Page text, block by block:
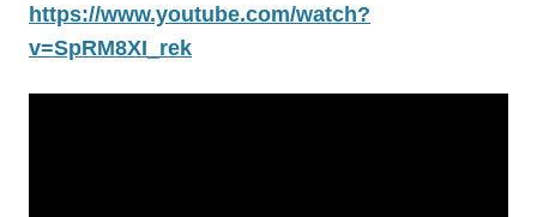
https://www.youtube.com/watch?
v=SpRM8XI_rek